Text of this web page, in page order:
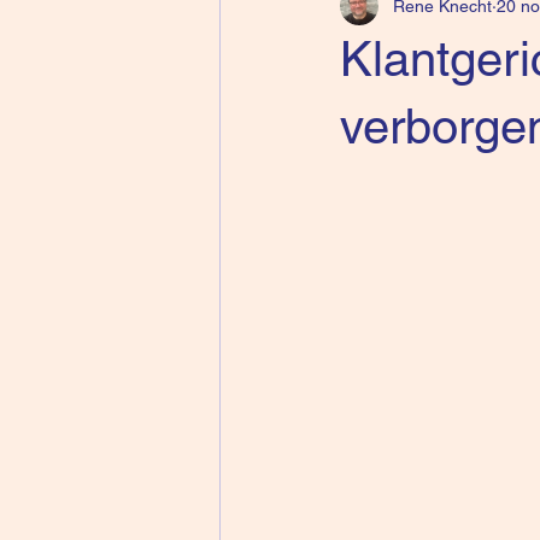
Rene Knecht 20